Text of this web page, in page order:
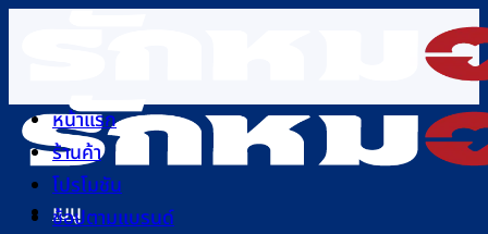
เนื้อหา
เมนู
หน้าแรก
ร้านค้า
โปรโมชัน
ช้อปตามแบรนด์